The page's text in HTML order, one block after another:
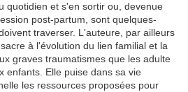
quotidien et s'en sortir ou, devenue
post-partum, sont quelques-
traverser. L'auteure, par ailleurs
à l'évolution du lien familial et la
graves traumatismes que les adulte
enfants. Elle puise dans sa vie
les ressources proposées pour